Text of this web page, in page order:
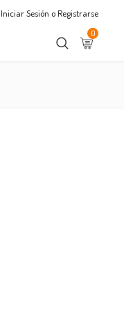
Iniciar Sesión o Registrarse
0